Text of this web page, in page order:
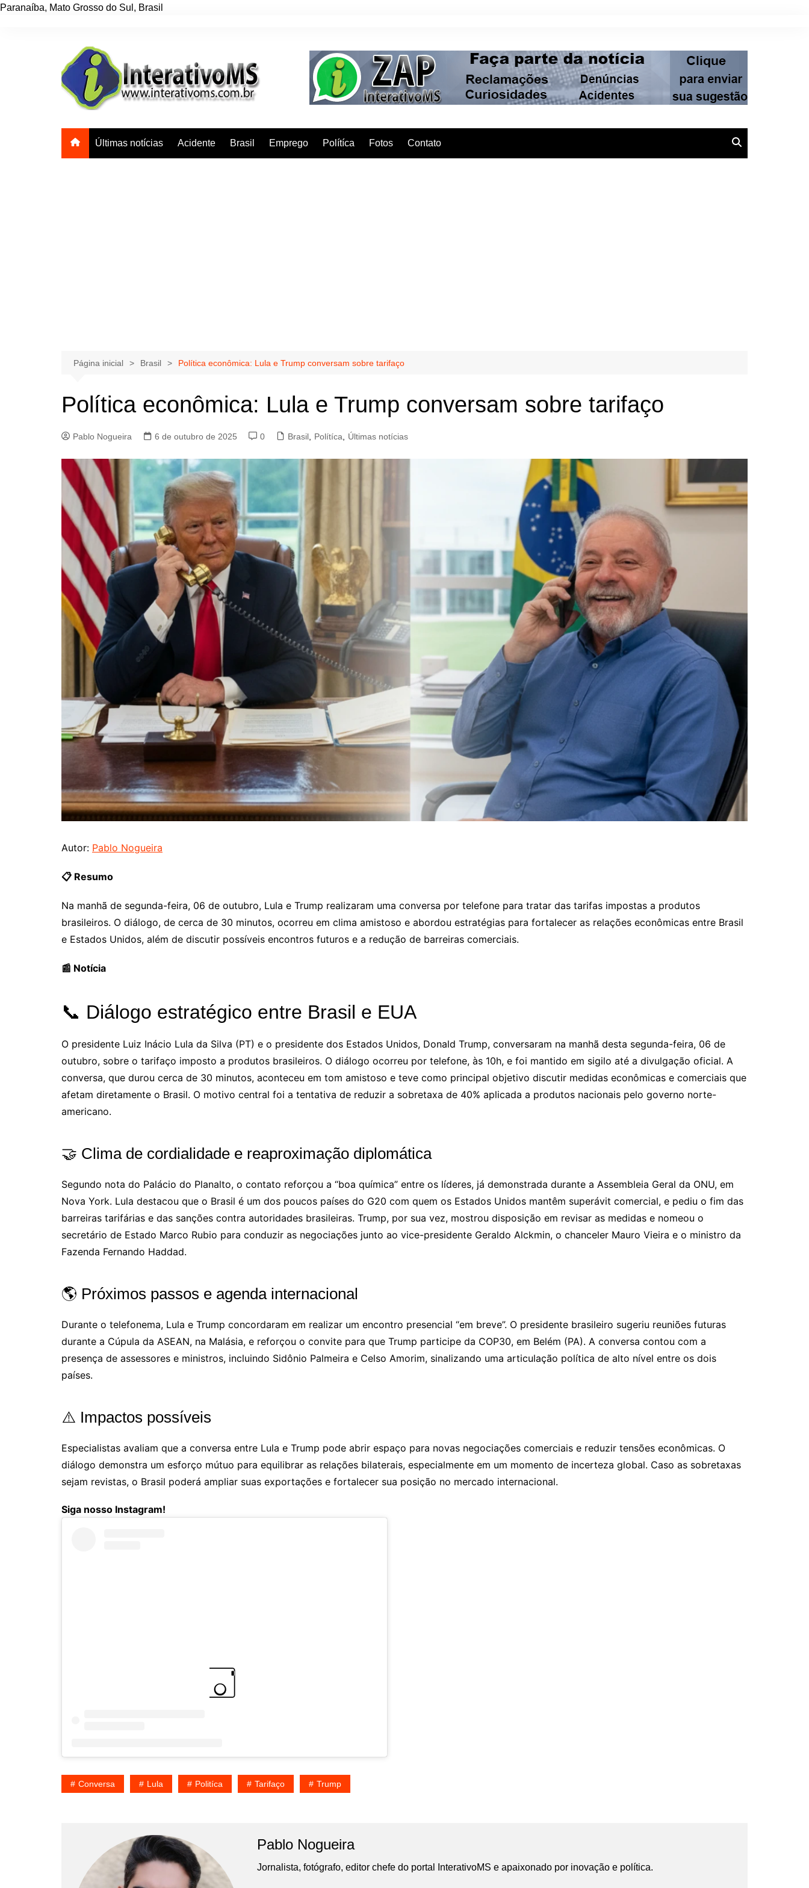
Paranaíba, Mato Grosso do Sul , Brasil
Últimas notícias Acidente Brasil Emprego Polítíca Fotos Contato
Página inicial Brasil Política econômica: Lula e Trump conversam sobre tarifaço
Política econômica: Lula e Trump conversam sobre tarifaço
Pablo Nogueira 6 de outubro de 2025 0 Brasil Polítíca Últimas notícias
Autor: Pablo Nogueira
📋 Resumo
Na manhã de segunda-feira, 06 de outubro, Lula e Trump realizaram uma conversa por telefone para tratar das tarifas impostas a produtos
brasileiros. O diálogo, de cerca de 30 minutos, ocorreu em clima amistoso e abordou estratégias para fortalecer as relações econômicas entre Brasil
e Estados Unidos, além de discutir possíveis encontros futuros e a redução de barreiras comerciais.
📰 Notícia
📞 Diálogo estratégico entre Brasil e EUA
O presidente Luiz Inácio Lula da Silva (PT) e o presidente dos Estados Unidos, Donald Trump, conversaram na manhã desta segunda-feira, 06 de
outubro, sobre o tarifaço imposto a produtos brasileiros. O diálogo ocorreu por telefone, às 10h, e foi mantido em sigilo até a divulgação oficial. A
conversa, que durou cerca de 30 minutos, aconteceu em tom amistoso e teve como principal objetivo discutir medidas econômicas e comerciais que
afetam diretamente o Brasil. O motivo central foi a tentativa de reduzir a sobretaxa de 40% aplicada a produtos nacionais pelo governo norte-
americano.
🤝 Clima de cordialidade e reaproximação diplomática
Segundo nota do Palácio do Planalto, o contato reforçou a “boa química” entre os líderes, já demonstrada durante a Assembleia Geral da ONU, em
Nova York. Lula destacou que o Brasil é um dos poucos países do G20 com quem os Estados Unidos mantêm superávit comercial, e pediu o fim das
barreiras tarifárias e das sanções contra autoridades brasileiras. Trump, por sua vez, mostrou disposição em revisar as medidas e nomeou o
secretário de Estado Marco Rubio para conduzir as negociações junto ao vice-presidente Geraldo Alckmin, o chanceler Mauro Vieira e o ministro da
Fazenda Fernando Haddad.
🌎 Próximos passos e agenda internacional
Durante o telefonema, Lula e Trump concordaram em realizar um encontro presencial “em breve”. O presidente brasileiro sugeriu reuniões futuras
durante a Cúpula da ASEAN, na Malásia, e reforçou o convite para que Trump participe da COP30, em Belém (PA). A conversa contou com a
presença de assessores e ministros, incluindo Sidônio Palmeira e Celso Amorim, sinalizando uma articulação política de alto nível entre os dois
países.
⚠️ Impactos possíveis
Especialistas avaliam que a conversa entre Lula e Trump pode abrir espaço para novas negociações comerciais e reduzir tensões econômicas. O
diálogo demonstra um esforço mútuo para equilibrar as relações bilaterais, especialmente em um momento de incerteza global. Caso as sobretaxas
sejam revistas, o Brasil poderá ampliar suas exportações e fortalecer sua posição no mercado internacional.
Siga nosso Instagram!
Conversa Lula Politíca Tarifaço Trump
Pablo Nogueira
Jornalista, fotógrafo, editor chefe do portal InterativoMS e apaixonado por inovação e política.